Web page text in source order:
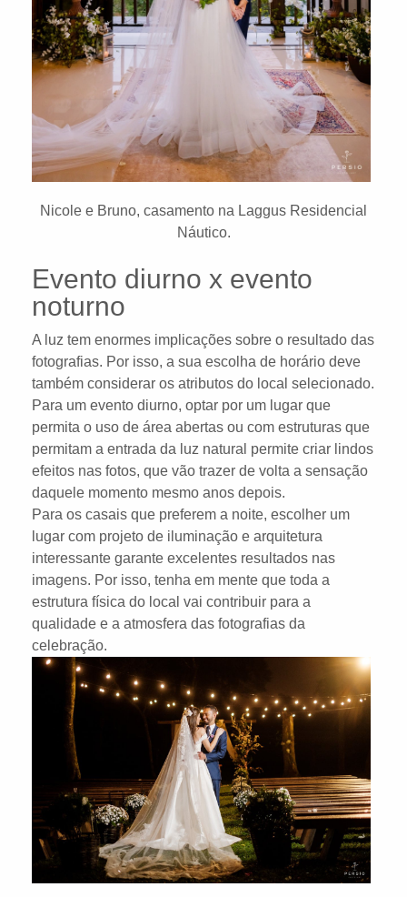
Nicole e Bruno, casamento na Laggus Residencial
Náutico.
Evento diurno x evento
noturno
A luz tem enormes implicações sobre o resultado das
fotografias. Por isso, a sua escolha de horário deve
também considerar os atributos do local selecionado.
Para um evento diurno, optar por um lugar que
permita o uso de área abertas ou com estruturas que
permitam a entrada da luz natural permite criar lindos
efeitos nas fotos, que vão trazer de volta a sensação
daquele momento mesmo anos depois.
Para os casais que preferem a noite, escolher um
lugar com projeto de iluminação e arquitetura
interessante garante excelentes resultados nas
imagens. Por isso, tenha em mente que toda a
estrutura física do local vai contribuir para a
qualidade e a atmosfera das fotografias da
celebração.